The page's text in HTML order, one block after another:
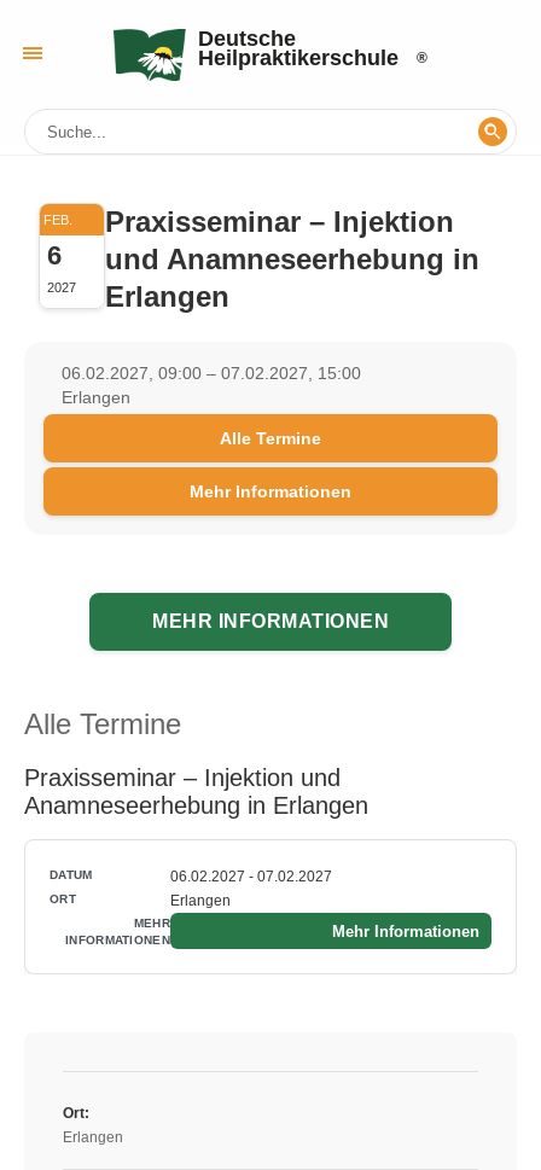
Deutsche
Heilpraktikerschule
FEB.
6
2027
Praxisseminar – Injektion
und Anamneseerhebung in
Erlangen
06.02.2027, 09:00 – 07.02.2027, 15:00
Erlangen
Alle Termine
Mehr Informationen
MEHR INFORMATIONEN
Alle Termine
Praxisseminar – Injektion und
Anamneseerhebung in Erlangen
06.02.2027 - 07.02.2027
Erlangen
Mehr Informationen
Ort:
Erlangen